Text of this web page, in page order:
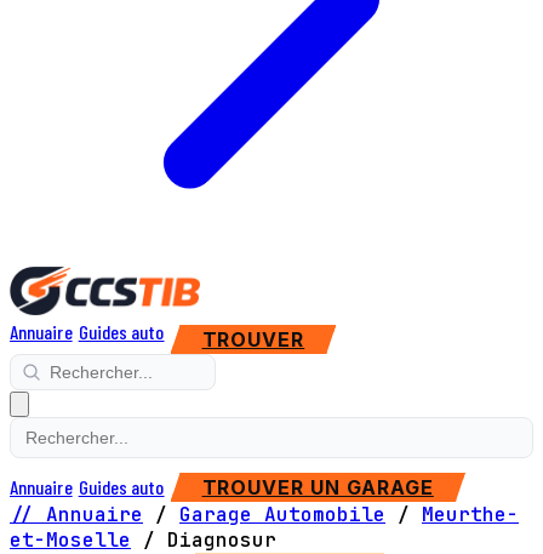
Annuaire Guides auto TROUVER
Annuaire Guides auto TROUVER UN GARAGE
// Annuaire / Garage Automobile / Meurthe-
et-Moselle
/ Diagnosur